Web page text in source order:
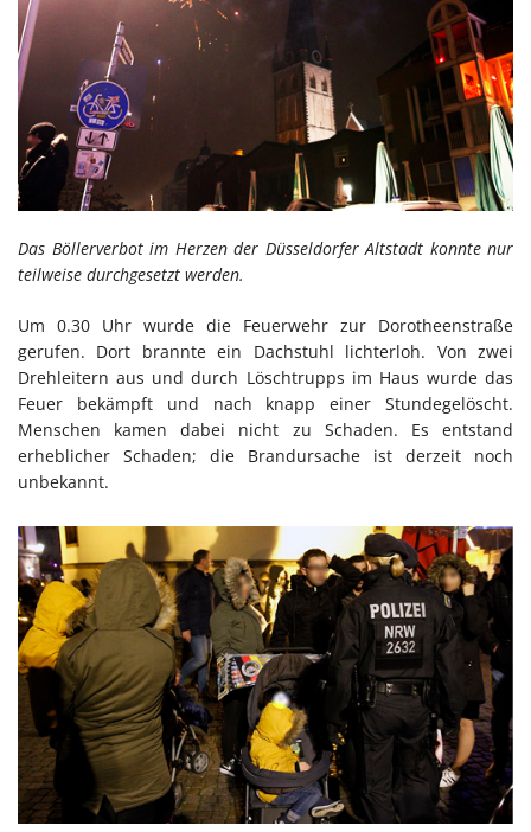
Das Böllerverbot im Herzen der Düsseldorfer Altstadt konnte nur
teilweise durchgesetzt werden.
Um 0.30 Uhr wurde die Feuerwehr zur Dorotheenstraße
gerufen. Dort brannte ein Dachstuhl lichterloh. Von zwei
Drehleitern aus und durch Löschtrupps im Haus wurde das
Feuer bekämpft und nach knapp einer Stundegelöscht.
Menschen kamen dabei nicht zu Schaden. Es entstand
erheblicher Schaden; die Brandursache ist derzeit noch
unbekannt.